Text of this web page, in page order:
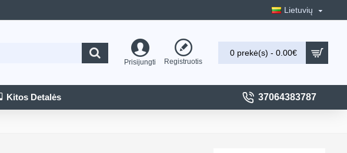
Lietuvių
Prisijungti Registruotis
0 prekė(s) - 0.00€
Kitos Detalės 37064383787